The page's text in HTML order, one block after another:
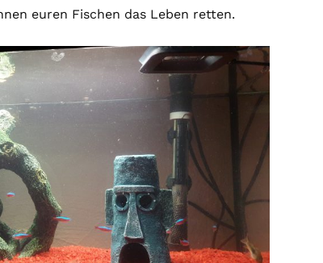
euren Fischen das Leben retten.